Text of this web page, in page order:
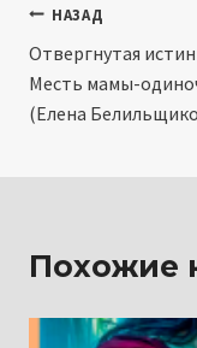
Навигация
по
записям
НАЗАД
Отвергнутая
Месть мамы-
(Елена
Похожие